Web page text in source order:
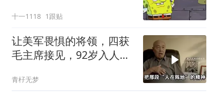
十一1118 1跟贴
让美军畏惧的将领，四获
毛主席接见，92岁入人民
青杍无梦